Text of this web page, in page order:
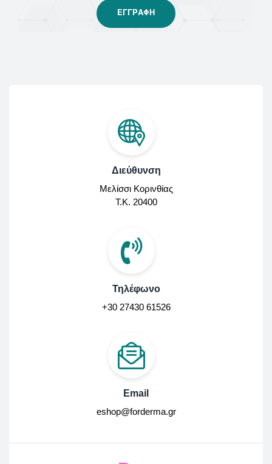
Διεύθυνση
Μελίσσι Κορινθίας
Τ.Κ. 20400
Τηλέφωνο
+30 27430 61526
Email
eshop@forderma.gr